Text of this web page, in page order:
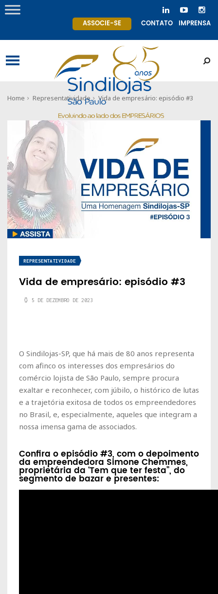
ASSOCIE-SE CONTATO IMPRENSA
Home Representatividade Vida de empresário: episódio #3
REPRESENTATIVIDADE
Vida de empresário: episódio #3
5 DE DEZEMBRO DE 2023
O Sindilojas-SP, que há mais de 80 anos representa
com afinco os interesses dos empresários do
comércio lojista de São Paulo, sempre procura
exaltar e reconhecer, com júbilo, o histórico de lutas
e a trajetória exitosa de todos os empreendedores
no Brasil, e, especialmente, aqueles que integram a
nossa imensa gama de associados.
Confira o episódio #3, com o depoimento
da empreendedora Simone Chemmes,
proprietária da ‘Tem que ter festa”, do
segmento de bazar e presentes: